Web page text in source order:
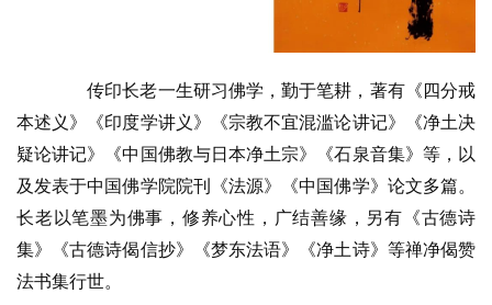
传印长老一生研习佛学，勤于笔耕，著有《四分戒
本述义》《印度学讲义》《宗教不宜混滥论讲记》《净土决
疑论讲记》《中国佛教与日本净土宗》《石泉音集》等，以
及发表于中国佛学院院刊《法源》《中国佛学》论文多篇。
长老以笔墨为佛事，修养心性，广结善缘，另有《古德诗
集》《古德诗偈信抄》《梦东法语》《净土诗》等禅净偈赞
法书集行世。